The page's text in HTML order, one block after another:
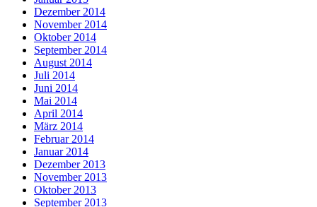
Dezember 2014
November 2014
Oktober 2014
September 2014
August 2014
Juli 2014
Juni 2014
Mai 2014
April 2014
März 2014
Februar 2014
Januar 2014
Dezember 2013
November 2013
Oktober 2013
September 2013